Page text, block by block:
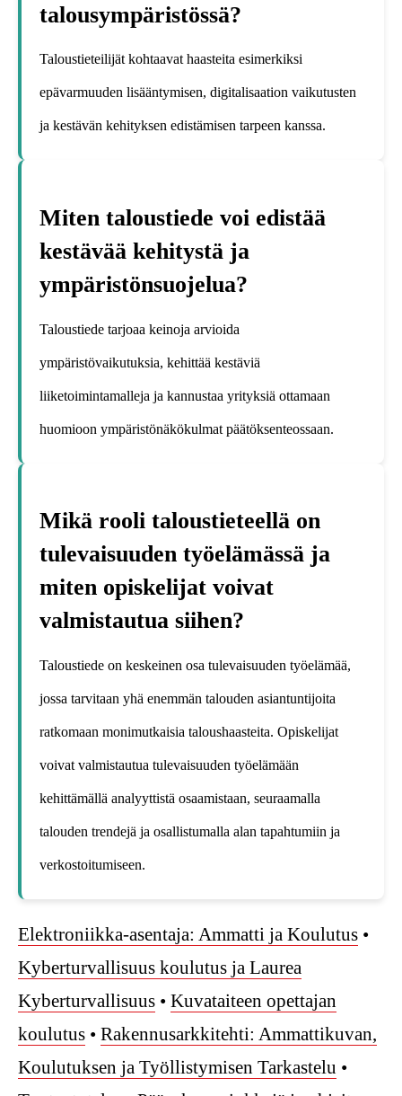
talousympäristössä?
Taloustieteilijät kohtaavat haasteita esimerkiksi
epävarmuuden lisääntymisen, digitalisaation vaikutusten
ja kestävän kehityksen edistämisen tarpeen kanssa.
Miten taloustiede voi edistää
kestävää kehitystä ja
ympäristönsuojelua?
Taloustiede tarjoaa keinoja arvioida
ympäristövaikutuksia, kehittää kestäviä
liiketoimintamalleja ja kannustaa yrityksiä ottamaan
huomioon ympäristönäkökulmat päätöksenteossaan.
Mikä rooli taloustieteellä on
tulevaisuuden työelämässä ja
miten opiskelijat voivat
valmistautua siihen?
Taloustiede on keskeinen osa tulevaisuuden työelämää,
jossa tarvitaan yhä enemmän talouden asiantuntijoita
ratkomaan monimutkaisia taloushaasteita. Opiskelijat
voivat valmistautua tulevaisuuden työelämään
kehittämällä analyyttistä osaamistaan, seuraamalla
talouden trendejä ja osallistumalla alan tapahtumiin ja
verkostoitumiseen.
Elektroniikka-asentaja: Ammatti ja Koulutus •
Kyberturvallisuus koulutus ja Laurea
Kyberturvallisuus • Kuvataiteen opettajan
koulutus • Rakennusarkkitehti: Ammattikuvan,
Koulutuksen ja Työllistymisen Tarkastelu •